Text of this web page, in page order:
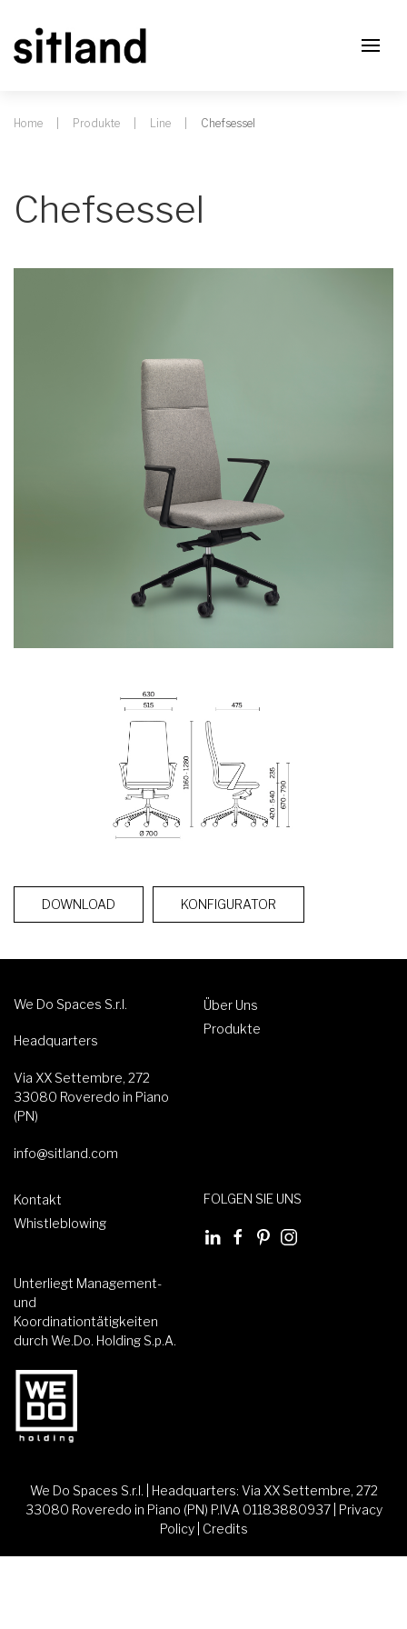
Home Produkte Line Chefsessel
Chefsessel
DOWNLOAD KONFIGURATOR
We Do Spaces S.r.l.
Headquarters
Via XX Settembre, 272
33080 Roveredo in Piano
(PN)
info@sitland.com
Über Uns
Produkte
Kontakt
Whistleblowing
FOLGEN SIE UNS
Unterliegt Management-
und
Koordinationtätigkeiten
durch We.Do. Holding S.p.A.
We Do Spaces S.r.l. | Headquarters: Via XX Settembre, 272
33080 Roveredo in Piano (PN) P.IVA 01183880937 | Privacy
Policy| Credits